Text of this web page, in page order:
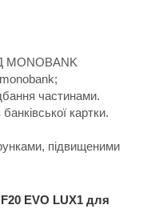
частинами.
картки.
підвищеними
EVO LUX1 для